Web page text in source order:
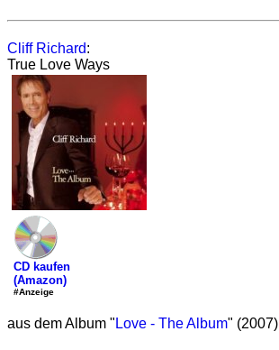
Cliff Richard:
True Love Ways
CD kaufen
(Amazon)
#Anzeige
aus dem Album " Love - The Album" (2007)